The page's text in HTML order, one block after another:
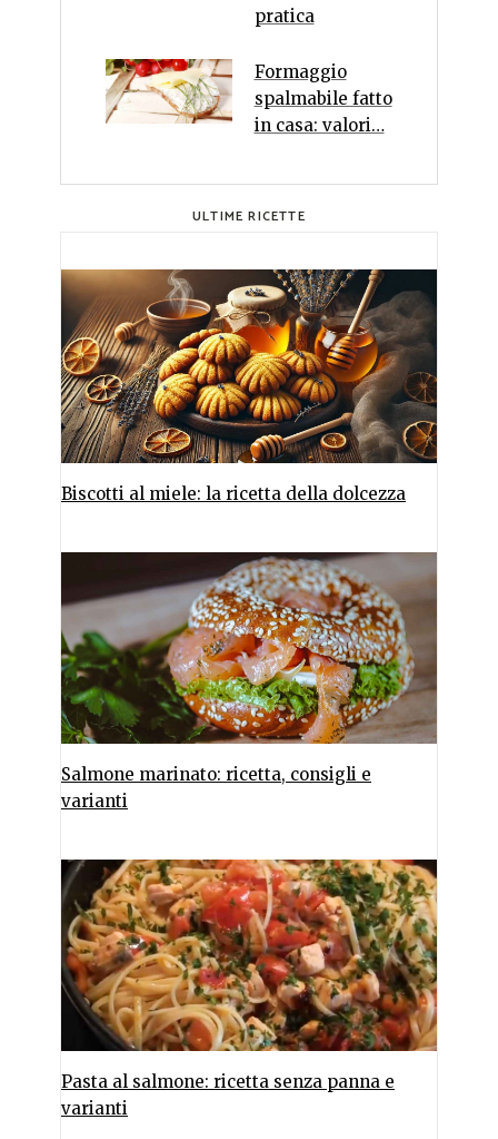
pratica
Formaggio
spalmabile fatto
in casa: valori…
ULTIME RICETTE
Biscotti al miele: la ricetta della dolcezza
Salmone marinato: ricetta, consigli e
varianti
Pasta al salmone: ricetta senza panna e
varianti